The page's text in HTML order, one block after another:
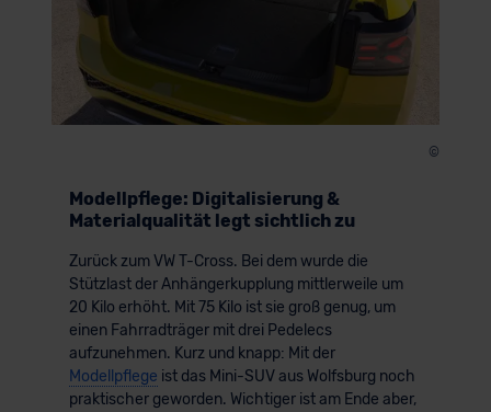
©
Modellpflege: Digitalisierung &
Materialqualität legt sichtlich zu
Zurück zum VW T-Cross. Bei dem wurde die
Stützlast der Anhängerkupplung mittlerweile um
20 Kilo erhöht. Mit 75 Kilo ist sie groß genug, um
einen Fahrradträger mit drei Pedelecs
aufzunehmen. Kurz und knapp: Mit der
Modellpflege ist das Mini-SUV aus Wolfsburg noch
praktischer geworden. Wichtiger ist am Ende aber,